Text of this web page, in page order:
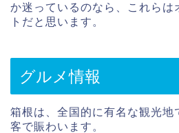
か迷っているのなら、これらは
トだと思います。
グルメ情報
箱根は、全国的に有名な観光地
客で賑わいます。